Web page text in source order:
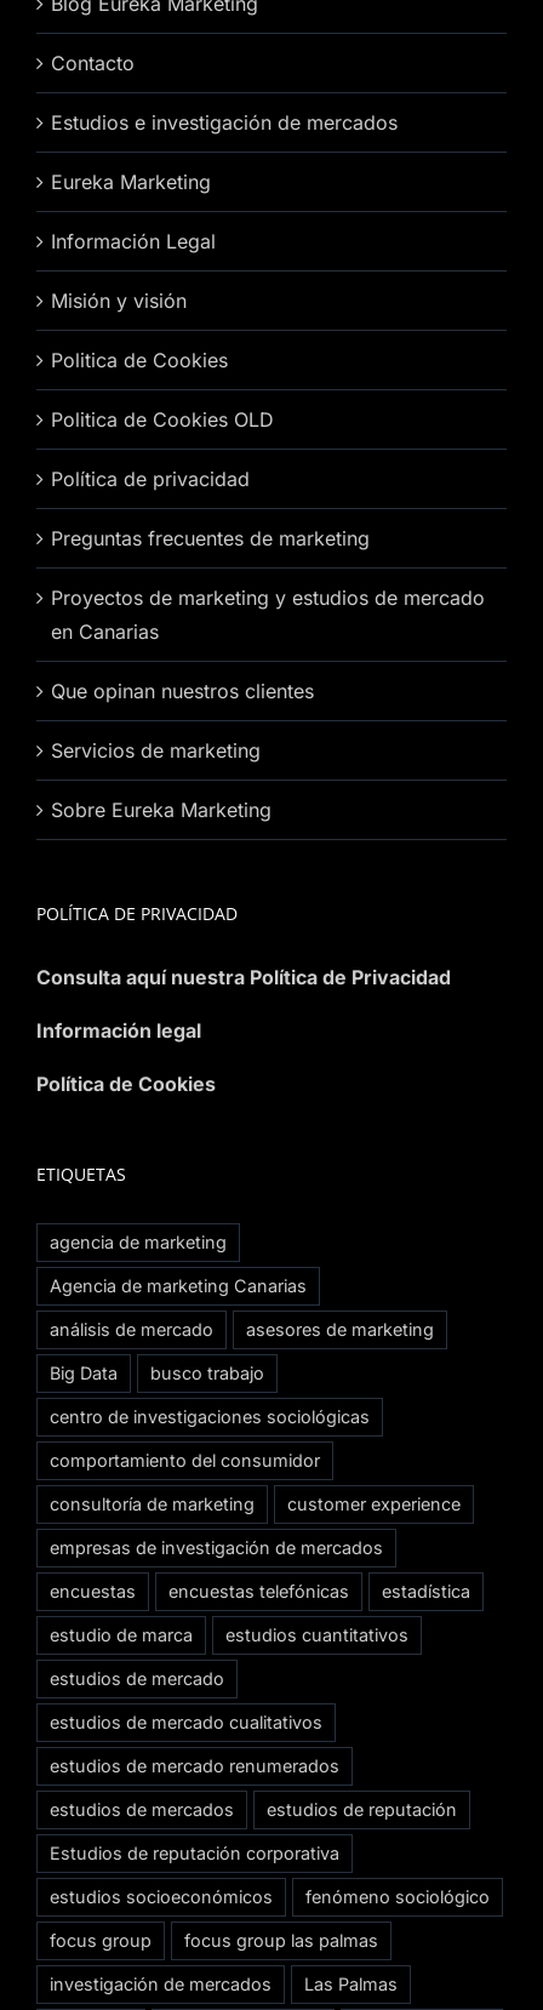
Contacto
Estudios e investigación de mercados
Eureka Marketing
Información Legal
Misión y visión
Politica de Cookies
Politica de Cookies OLD
Política de privacidad
Preguntas frecuentes de marketing
Proyectos de marketing y estudios de mercado
en Canarias
Que opinan nuestros clientes
Servicios de marketing
Sobre Eureka Marketing
POLÍTICA DE PRIVACIDAD
Consulta aquí nuestra Política de Privacidad
Información legal
Política de Cookies
ETIQUETAS
agencia de marketing
Agencia de marketing Canarias
análisis de mercado asesores de marketing
Big Data busco trabajo
centro de investigaciones sociológicas
comportamiento del consumidor
consultoría de marketing customer experience
empresas de investigación de mercados
encuestas encuestas telefónicas estadística
estudio de marca estudios cuantitativos
estudios de mercado
estudios de mercado cualitativos
estudios de mercado renumerados
estudios de mercados estudios de reputación
Estudios de reputación corporativa
estudios socioeconómicos fenómeno sociológico
focus group focus group las palmas
investigación de mercados Las Palmas